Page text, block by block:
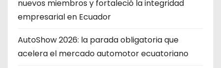
nuevos miembros y fortaleció la integridad
empresarial en Ecuador
AutoShow 2026: la parada obligatoria que
acelera el mercado automotor ecuatoriano